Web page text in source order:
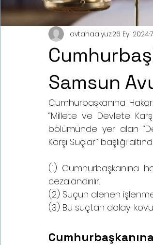
Samsun
avtahaalyuz26 Eyl 2024
Cumhurbaşkanına
‘’Millete ve Devlete
bölümünde yer alan
Karşı Suçlar’’ başlığı
(1) Cumhurbaşkanına
(2) Suçun alenen
(3) Bu suçtan dolayı